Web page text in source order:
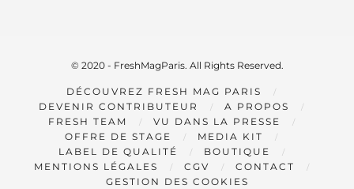
© 2020 - FreshMagParis. All Rights Reserved.
DÉCOUVREZ FRESH MAG PARIS
DEVENIR CONTRIBUTEUR
A PROPOS
FRESH TEAM
VU DANS LA PRESSE
OFFRE DE STAGE
MEDIA KIT
LABEL DE QUALITÉ
BOUTIQUE
MENTIONS LÉGALES
CGV
CONTACT
GESTION DES COOKIES